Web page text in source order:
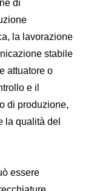
di
la lavorazione
stabile
attuatore o
e il
di produzione,
la qualità del
essere